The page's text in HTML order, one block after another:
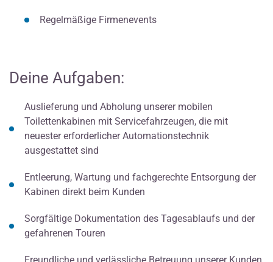
Regelmäßige Firmenevents
Deine Aufgaben:
Auslieferung und Abholung unserer mobilen
Toilettenkabinen mit Servicefahrzeugen, die mit
neuester erforderlicher Automationstechnik
ausgestattet sind
Entleerung, Wartung und fachgerechte Entsorgung der
Kabinen direkt beim Kunden
Sorgfältige Dokumentation des Tagesablaufs und der
gefahrenen Touren